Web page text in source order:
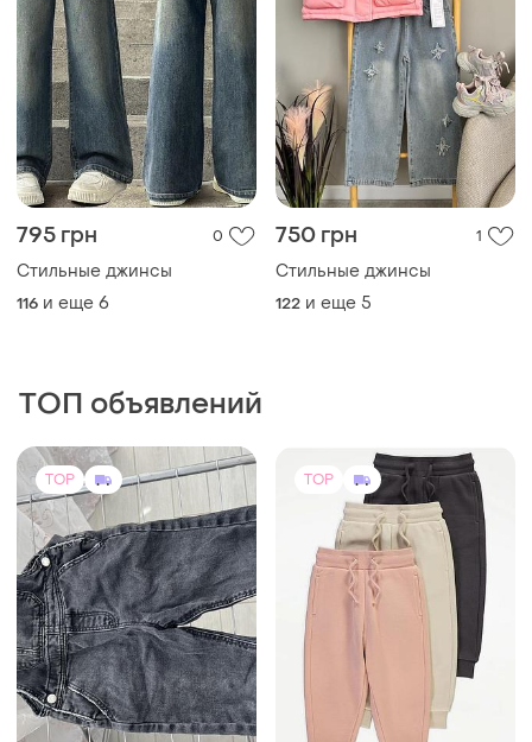
795 грн 0
Стильные джинсы
116 и еще 6
750 грн 1
Стильные джинсы
122 и еще 5
ТОП объявлений
TOP TOP